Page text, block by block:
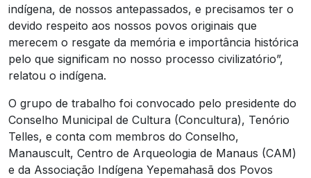
indígena, de nossos antepassados, e precisamos ter o
devido respeito aos nossos povos originais que
merecem o resgate da memória e importância histórica
pelo que significam no nosso processo civilizatório”,
relatou o indígena.
O grupo de trabalho foi convocado pelo presidente do
Conselho Municipal de Cultura (Concultura), Tenório
Telles, e conta com membros do Conselho,
Manauscult, Centro de Arqueologia de Manaus (CAM)
e da Associação Indígena Yepemahasã dos Povos